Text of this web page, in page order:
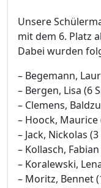
Unsere
mit dem 6. Platz
Dabei wurden
– Begemann,
– Bergen, Lisa (6
– Clemens,
– Hoock, Maurice
– Jack, Nickolas
– Kollasch,
– Koralewski,
– Moritz, Bennet